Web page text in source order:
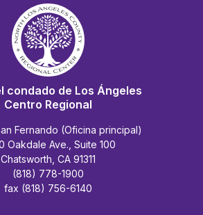
condado de Los Ángeles
Centro Regional
Fernando (Oficina principal)
Oakdale Ave., Suite 100
Chatsworth, CA 91311
(818) 778-1900
fax (818) 756-6140